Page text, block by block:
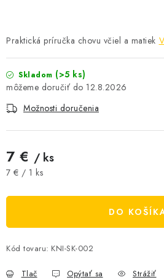
ČOKOLÁDA
Kamenná predajňa Náš príbeh
Kontakty
Doprava a platba
Praktická príručka chovu včiel a matiek
Skladom (>5 ks)
12.8.2026
Možnosti doručenia
7 € / ks
Jednotková cena:
7 € / 1 ks
DO
Kód tovaru: KNI-SK-002
Tlač Opýtať sa Strážiť